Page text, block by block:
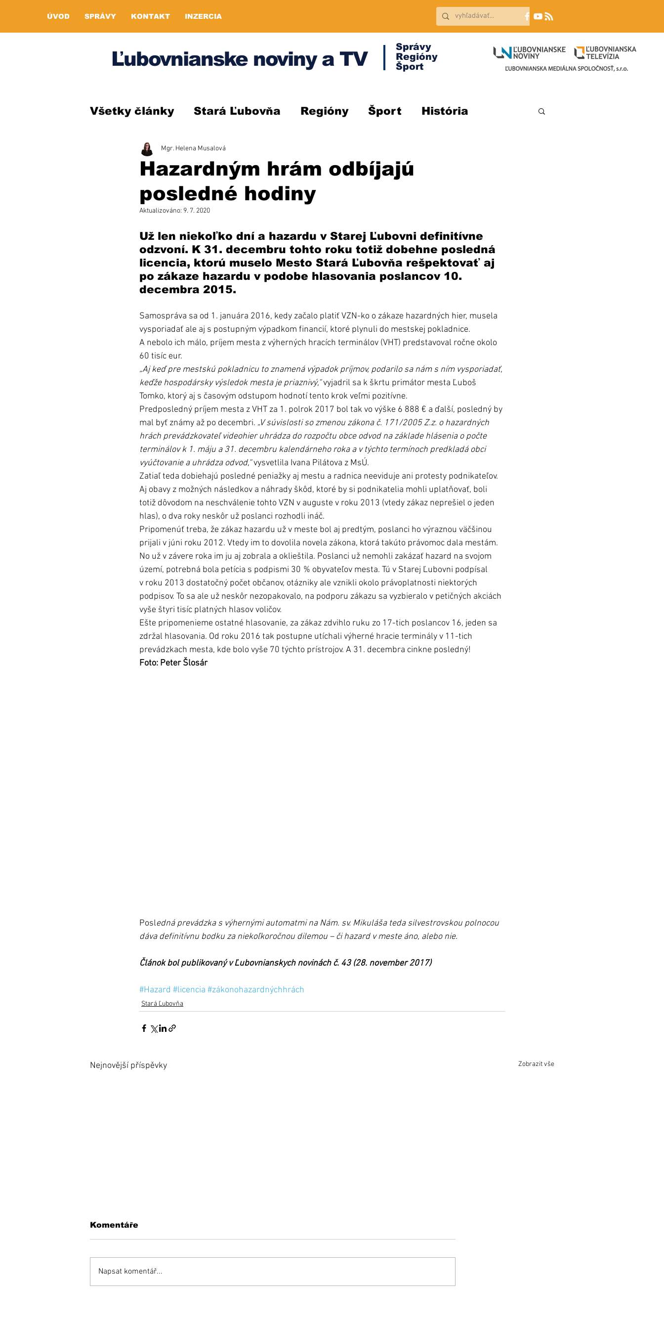
ÚVOD SPRÁVY KONTAKT INZERCIA
Ľubovnianske noviny a TV
Správy
Regióny
Šport
Všetky články Stará Ľubovňa Regióny Šport História
Hazardným hrám odbíjajú
posledné hodiny
Mgr. Helena Musalová
Aktualizováno: 9. 7. 2020
Už len niekoľko dní a hazardu v Starej Ľubovni definitívne
odzvoní. K 31. decembru tohto roku totiž dobehne posledná
licencia, ktorú muselo Mesto Stará Ľubovňa rešpektovať aj
po zákaze hazardu v podobe hlasovania poslancov 10.
decembra 2015.
Samospráva sa od 1. januára 2016, kedy začalo platiť VZN-ko o zákaze hazardných hier, musela
vysporiadať ale aj s postupným výpadkom financií, ktoré plynuli do mestskej pokladnice.
A nebolo ich málo, príjem mesta z výherných hracích terminálov (VHT) predstavoval ročne okolo
60 tisíc eur.
„Aj keď pre mestskú pokladnicu to znamená výpadok príjmov, podarilo sa nám s ním vysporiadať,
keďže hospodársky výsledok mesta je priaznivý,“ vyjadril sa k škrtu primátor mesta Ľuboš
Tomko, ktorý aj s časovým odstupom hodnotí tento krok veľmi pozitívne.
Predposledný príjem mesta z VHT za 1. polrok 2017 bol tak vo výške 6 888 € a ďalší, posledný by
mal byť známy až po decembri. „V súvislosti so zmenou zákona č. 171/2005 Z.z. o hazardných
hrách prevádzkovateľ videohier uhrádza do rozpočtu obce odvod na základe hlásenia o počte
terminálov k 1. máju a 31. decembru kalendárneho roka a v týchto termínoch predkladá obci
vyúčtovanie a uhrádza odvod,“ vysvetlila Ivana Pilátova z MsÚ.
Zatiaľ teda dobiehajú posledné peniažky aj mestu a radnica neeviduje ani protesty podnikateľov.
Aj obavy z možných následkov a náhrady škôd, ktoré by si podnikatelia mohli uplatňovať, boli
totiž dôvodom na neschválenie tohto VZN v auguste v roku 2013 (vtedy zákaz neprešiel o jeden
hlas), o dva roky neskôr už poslanci rozhodli ináč.
Pripomenúť treba, že zákaz hazardu už v meste bol aj predtým, poslanci ho výraznou väčšinou
prijali v júni roku 2012. Vtedy im to dovolila novela zákona, ktorá takúto právomoc dala mestám.
No už v závere roka im ju aj zobrala a oklieštila. Poslanci už nemohli zakázať hazard na svojom
území, potrebná bola petícia s podpismi 30 % obyvateľov mesta. Tú v Starej Ľubovni podpísal
v roku 2013 dostatočný počet občanov, otázniky ale vznikli okolo právoplatnosti niektorých
podpisov. To sa ale už neskôr nezopakovalo, na podporu zákazu sa vyzbieralo v petičných akciách
vyše štyri tisíc platných hlasov voličov.
Ešte pripomenieme ostatné hlasovanie, za zákaz zdvihlo ruku zo 17-tich poslancov 16, jeden sa
zdržal hlasovania. Od roku 2016 tak postupne utíchali výherné hracie terminály v 11-tich
prevádzkach mesta, kde bolo vyše 70 týchto prístrojov. A 31. decembra cinkne posledný!
Foto: Peter Šlosár
Posledná prevádzka s výhernými automatmi na Nám. sv. Mikuláša teda silvestrovskou polnocou
dáva definitívnu bodku za niekoľkoročnou dilemou – či hazard v meste áno, alebo nie.
Článok bol publikovaný v Ľubovnianskych novinách č. 43 (28. november 2017)
#Hazard #licencia #zákonohazardnýchhrách
Stará Ľubovňa
Nejnovější příspěvky Zobrazit vše
Komentáře
Napsat komentář...